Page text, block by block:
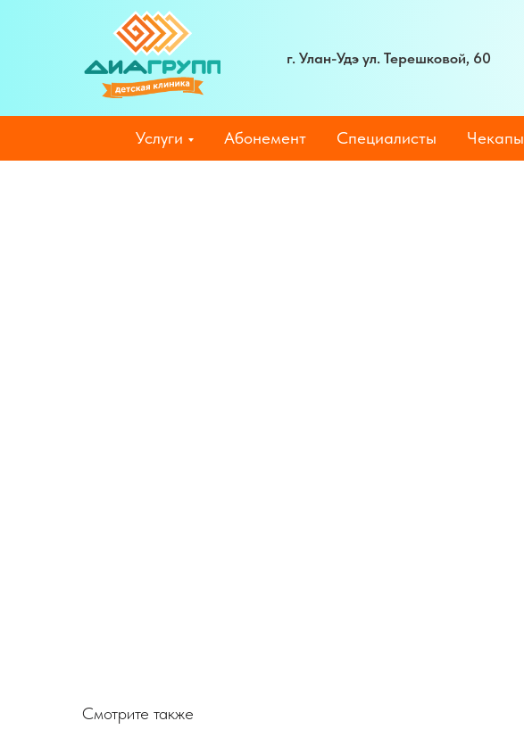
г. Улан-Удэ ул. Терешковой, 60
Услуги Абонемент Специалисты Чекапы
Смотрите также